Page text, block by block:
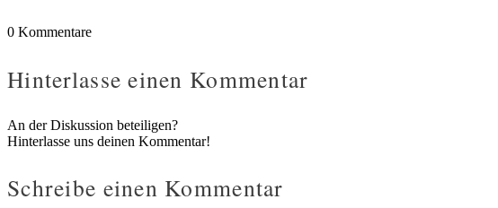
0 Kommentare
Hinterlasse einen Kommentar
An der Diskussion beteiligen?
Hinterlasse uns deinen Kommentar!
Schreibe einen Kommentar